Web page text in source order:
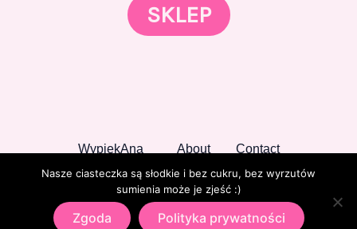
SKLEP
WypiekAna About Contact
Copyright © 2026 WypiekAna
Nasze ciasteczka są słodkie i bez cukru, bez wyrzutów
sumienia może je zjeść :)
Zgoda Polityka prywatności